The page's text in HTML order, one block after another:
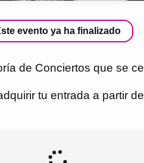
evento ya ha finalizado
de Conciertos que se
tu entrada a partir